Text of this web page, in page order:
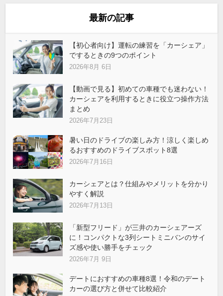
最新の記事
【初心者向け】運転の練習を「カーシェア」
でするときの9つのポイント
2026年8月 6日
【動画で見る】初めての車種でも迷わない！
カーシェアを利用するときに役立つ操作方法
まとめ
2026年7月23日
暑い日のドライブの楽しみ方！涼しく楽しめ
るおすすめのドライブスポット8選
2026年7月16日
カーシェアとは？仕組みやメリットを分かり
やすく解説
2026年7月13日
「新型フリード」が三井のカーシェアーズ
に！コンパクトな3列シートミニバンのサイ
ズ感や使い勝手をチェック
2026年7月 9日
デートにおすすめの車種8選！令和のデート
カーの選び方と併せて比較紹介